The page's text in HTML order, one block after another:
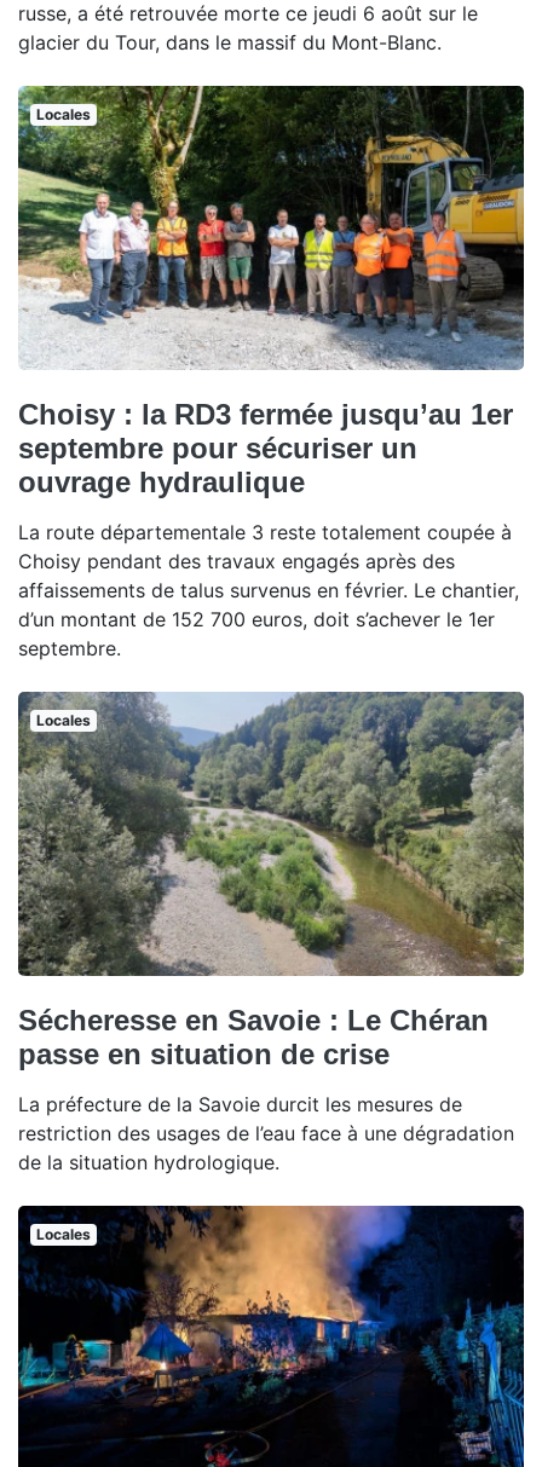
russe, a été retrouvée morte ce jeudi 6 août sur le
glacier du Tour, dans le massif du Mont-Blanc.
Locales
Choisy : la RD3 fermée jusqu’au 1er
septembre pour sécuriser un
ouvrage hydraulique
La route départementale 3 reste totalement coupée à
Choisy pendant des travaux engagés après des
affaissements de talus survenus en février. Le chantier,
d’un montant de 152 700 euros, doit s’achever le 1er
septembre.
Locales
Sécheresse en Savoie : Le Chéran
passe en situation de crise
La préfecture de la Savoie durcit les mesures de
restriction des usages de l’eau face à une dégradation
de la situation hydrologique.
Locales